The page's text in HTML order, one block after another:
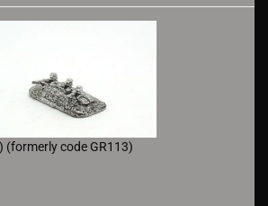
(formerly code GR113)